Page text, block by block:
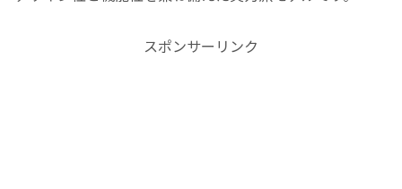
スポンサーリンク